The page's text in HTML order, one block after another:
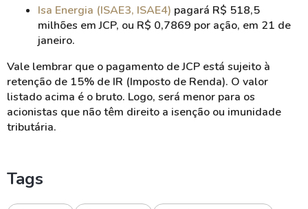
Isa Energia (ISAE3, ISAE4) pagará R$ 518,5
milhões em JCP, ou R$ 0,7869 por ação, em 21 de
janeiro.
Vale lembrar que o pagamento de JCP está sujeito à
retenção de 15% de IR (Imposto de Renda). O valor
listado acima é o bruto. Logo, será menor para os
acionistas que não têm direito a isenção ou imunidade
tributária.
Tags